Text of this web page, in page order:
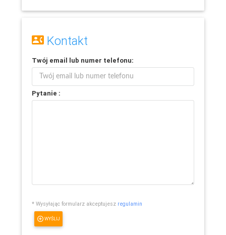
Kontakt
Twój email lub numer telefonu:
Pytanie :
* Wysyłając formularz akceptujesz regulamin
WYŚLIJ